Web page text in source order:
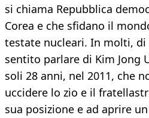
si chiama Repubblica
Corea e che sfidano il
testate nucleari. In molti, di
sentito parlare di Kim Jong
soli 28 anni, nel 2011, che
uccidere lo zio e il
sua posizione e ad aprire